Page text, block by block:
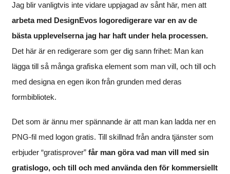
Jag blir vanligtvis inte vidare uppjagad av sånt här, men att
arbeta med DesignEvos logoredigerare var en av de
bästa upplevelserna jag har haft under hela processen.
Det här är en redigerare som ger dig sann frihet: Man kan
lägga till så många grafiska element som man vill, och till och
med designa en egen ikon från grunden med deras
formbibliotek.
Det som är ännu mer spännande är att man kan ladda ner en
PNG-fil med logon gratis. Till skillnad från andra tjänster som
erbjuder “gratisprover” får man göra vad man vill med sin
gratislogo, och till och med använda den för kommersiellt